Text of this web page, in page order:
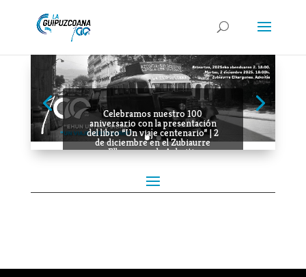
Celebramos nuestro 100
aniversario con la presentación
del libro “Un viaje centenario” | 2
de diciembre en el Zubiaurre
Elkargunea de Azkoitia